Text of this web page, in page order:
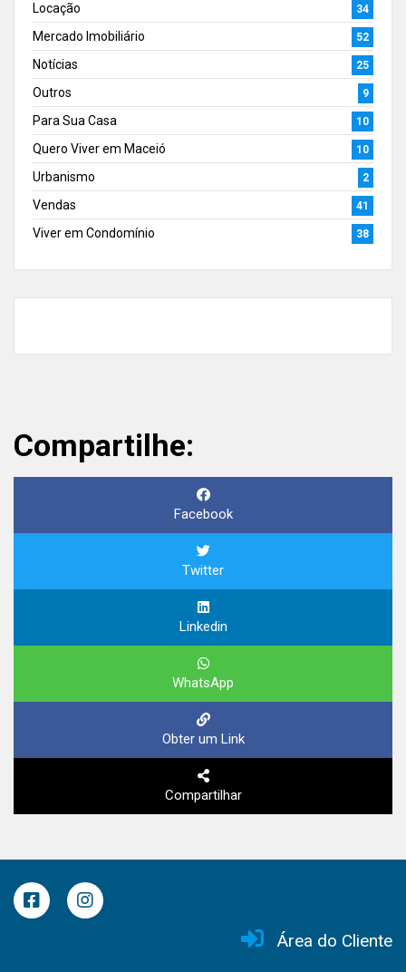
Locação 34
Mercado Imobiliário 52
Notícias 25
Outros 9
Para Sua Casa 10
Quero Viver em Maceió 10
Urbanismo 2
Vendas 41
Viver em Condomínio 38
Compartilhe:
Facebook
Twitter
Linkedin
WhatsApp
Obter um Link
Compartilhar
Área do Cliente